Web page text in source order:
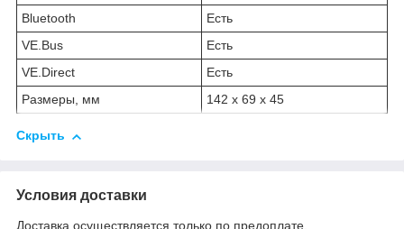
Bluetooth
Есть
VE.Bus
Есть
VE.Direct
Есть
Размеры, мм
142 x 69 x 45
Скрыть
Условия доставки
Доставка осуществляется только по предоплате.